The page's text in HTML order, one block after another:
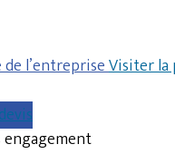
l’entrepriseVisiter la
engagement